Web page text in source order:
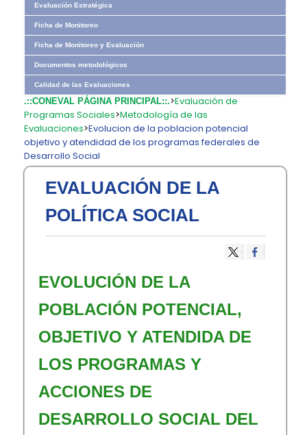
Evaluación Estratégica
Ficha de Monitoreo
Ficha de Monitoreo y Evaluación
Documentos metodológicos
Calidad de las Evaluaciones
.::CONEVAL PÁGINA PRINCIPAL::.>Evaluación de
Programas Sociales>Metodología de las
Evaluaciones>Evolucion de la poblacion potencial
objetivo y atendidad de los programas federales de
Desarrollo Social
EVALUACIÓN DE LA
POLÍTICA SOCIAL
EVOLUCIÓN DE LA
POBLACIÓN POTENCIAL,
OBJETIVO Y ATENDIDA DE
LOS PROGRAMAS Y
ACCIONES DE
DESARROLLO SOCIAL DEL